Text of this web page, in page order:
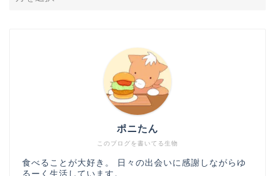
このブログを書いてる生物
ポニたん
食べることが大好き。 日々の出会いに感謝しながらゆ
るーく生活しています。